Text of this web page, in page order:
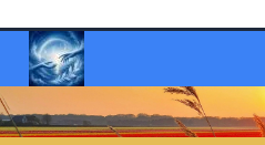
Inhalt
springen
Christliche
Materialien, die